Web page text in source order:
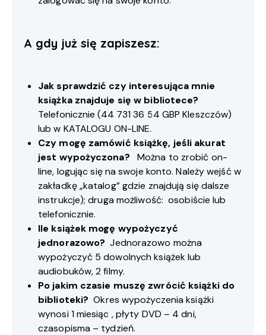
A gdy już się zapiszesz:
Jak sprawdzić czy interesująca mnie
książka znajduje się w bibliotece?
Telefonicznie (44 731 36 54 GBP Kleszczów)
lub w KATALOGU ON-LINE.
Czy mogę zamówić książkę, jeśli akurat
jest wypożyczona?
Można to zrobić on-
line, logując się na swoje konto. Należy wejść w
zakładkę „katalog” gdzie znajdują się dalsze
instrukcje); druga możliwość: osobiście lub
telefonicznie.
Ile książek mogę wypożyczyć
jednorazowo?Jednorazowo można
wypożyczyć 5 dowolnych książek lub
audiobuków, 2 filmy.
Po jakim czasie muszę zwrócić książki do
biblioteki? Okres wypożyczenia książki
wynosi 1 miesiąc , płyty DVD – 4 dni,
czasopisma – tydzień.